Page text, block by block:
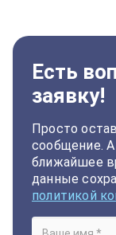
Есть
заявку!
Просто
сообщение.
ближайшее
данные
политикой